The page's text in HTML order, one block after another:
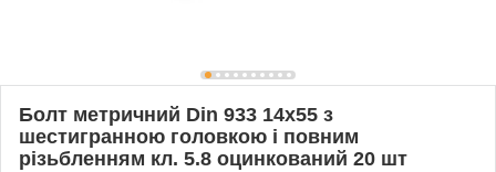
Болт метричний Din 933 14x55 з
шестигранною головкою і повним
різьбленням кл. 5.8 оцинкований 20 шт